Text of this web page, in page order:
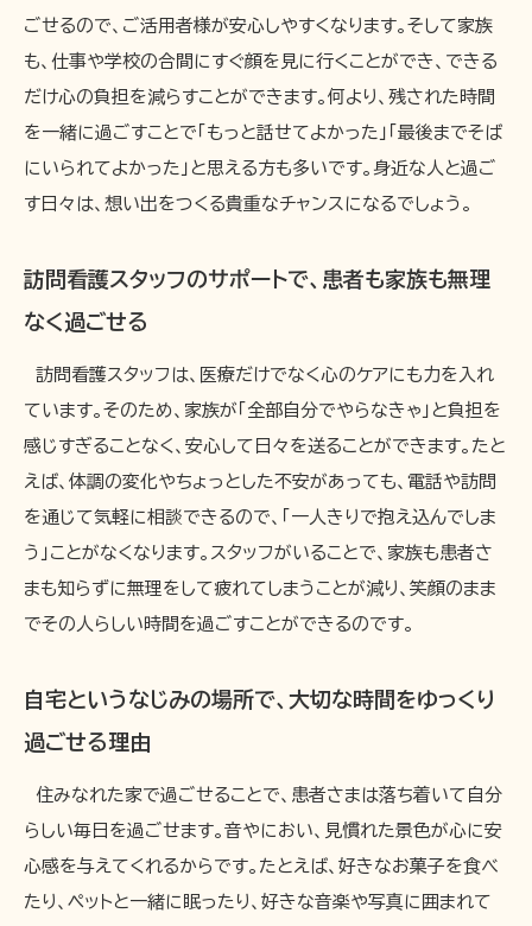
ごせるので、ご活用者様が安心しやすくなります。そして家族
も、仕事や学校の合間にすぐ顔を見に行くことができ、できる
だけ心の負担を減らすことができます。何より、残された時間
を一緒に過ごすことで「もっと話せてよかった」「最後までそば
にいられてよかった」と思える方も多いです。身近な人と過ご
す日々は、想い出をつくる貴重なチャンスになるでしょう。
訪問看護スタッフのサポートで、患者も家族も無理
なく過ごせる
訪問看護スタッフは、医療だけでなく心のケアにも力を入れ
ています。そのため、家族が「全部自分でやらなきゃ」と負担を
感じすぎることなく、安心して日々を送ることができます。たと
えば、体調の変化やちょっとした不安があっても、電話や訪問
を通じて気軽に相談できるので、「一人きりで抱え込んでしま
う」ことがなくなります。スタッフがいることで、家族も患者さ
まも知らずに無理をして疲れてしまうことが減り、笑顔のまま
でその人らしい時間を過ごすことができるのです。
自宅というなじみの場所で、大切な時間をゆっくり
過ごせる理由
住みなれた家で過ごせることで、患者さまは落ち着いて自分
らしい毎日を過ごせます。音やにおい、見慣れた景色が心に安
心感を与えてくれるからです。たとえば、好きなお菓子を食べ
たり、ペットと一緒に眠ったり、好きな音楽や写真に囲まれて